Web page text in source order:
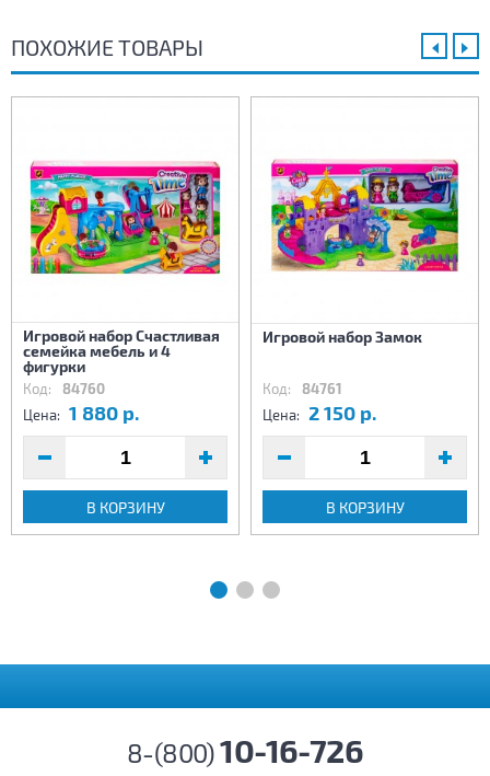
ПОХОЖИЕ ТОВАРЫ
Игровой набор Счастливая
семейка мебель и 4
фигурки
Код: 84760
Цена: 1 880 р.
В КОРЗИНУ
Игровой набор Замок
Код: 84761
Цена: 2 150 р.
В КОРЗИНУ
8-(800)10-16-726